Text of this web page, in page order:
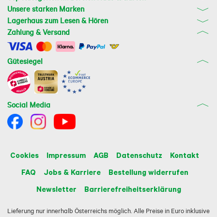
Unsere starken Marken
Lagerhaus zum Lesen & Hören
Zahlung & Versand
Gütesiegel
Social Media
Cookies Impressum AGB Datenschutz
Kontakt
FAQ
Jobs & Karriere
Bestellung widerrufen
Newsletter
Barrierefreiheitserklärung
Lieferung nur innerhalb Österreichs möglich. Alle Preise in Euro inklusive